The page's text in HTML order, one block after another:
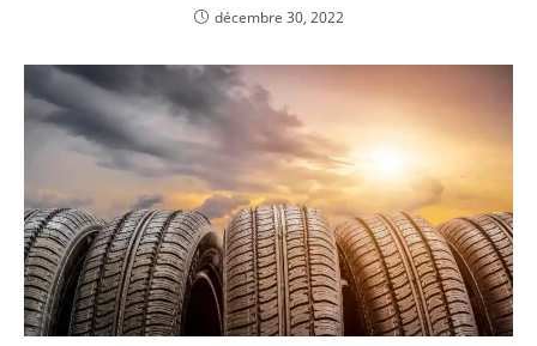
décembre 30, 2022